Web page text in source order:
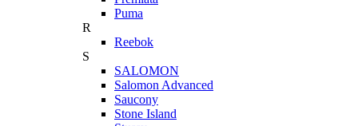
Puma
R
Reebok
S
SALOMON
Salomon Advanced
Saucony
Stone Island